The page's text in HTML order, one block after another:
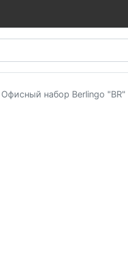
Офисный набор Berlingo